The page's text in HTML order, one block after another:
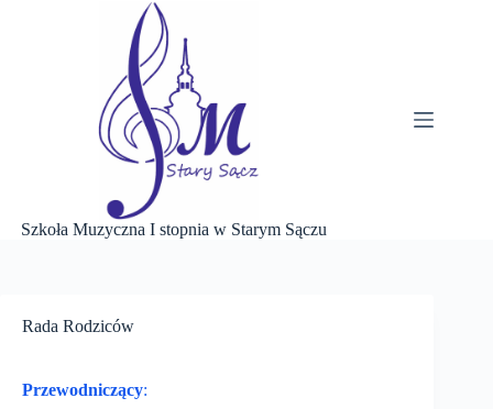
Szkoła Muzyczna I stopnia w Starym Sączu
Rada Rodziców
Przewodniczący: